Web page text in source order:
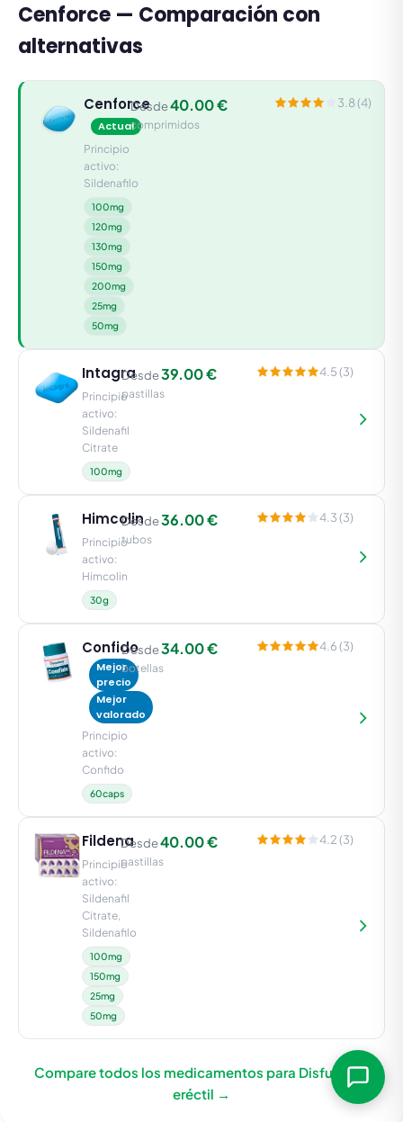
Cenforce — Comparación con
alternativas
Cenforce
Actual
Principio
activo:
Sildenafilo
100mg
120mg
130mg
150mg
200mg
25mg
50mg
Desde40.00 €
comprimidos
3.8 (4)
Intagra
Principio
activo:
Sildenafil
Citrate
100mg
Desde39.00 €
pastillas
4.5 (3)
Himcolin
Principio
activo:
Himcolin
30g
Desde36.00 €
tubos
4.3 (3)
Confido
Mejor
precio
Mejor
valorado
Principio
activo:
Confido
60caps
Desde34.00 €
botellas
4.6 (3)
Fildena
Principio
activo:
Sildenafil
Citrate,
Sildenafilo
100mg
150mg
25mg
50mg
Desde40.00 €
pastillas
4.2 (3)
Compare todos los medicamentos para Disfunción
eréctil →